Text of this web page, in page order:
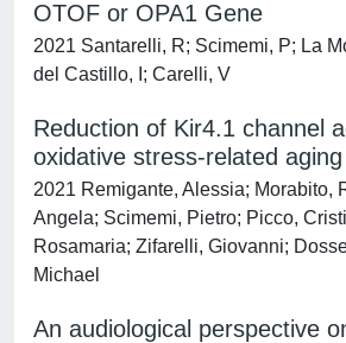
OTOF or OPA1 Gene
2021 Santarelli, R; Scimemi, P; La
del Castillo, I; Carelli, V
Reduction of Kir4.1 channel
oxidative stress‐related aging
2021 Remigante, Alessia; Morabito,
Angela; Scimemi, Pietro; Picco,
Rosamaria; Zifarelli, Giovanni;
Michael
An audiological perspective on